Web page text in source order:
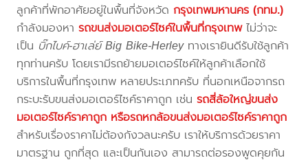
ลูกค้าที่พักอาศัยอยู่ในพื้นที่จังหวัด กรุงเทพมหานคร (กทม.)
กำลังมองหารถขนส่งมอเตอร์ไซค์ในพื้นที่กรุงเทพไม่ว่าจะ
เป็น บิ๊กไบค์-ฮาเล่ย์ Big Bike-Herleyทางเรายินดีรับใช้ลูกค้า
ทุกท่านครับ โดยเรามีรถย้ายมอเตอร์ไซค์ให้ลูกค้าเลือกใช้
บริการในพื้นที่กรุงเทพ หลายประเภทครับ ที่นอกเหนือจากรถ
กระบะรับขนส่งมอเตอร์ไซค์ราคาถูก เช่นรถสี่ล้อใหญ่ขนส่ง
มอเตอร์ไซค์ราคาถูก หรือรถหกล้อขนส่งมอเตอร์ไซค์ราคาถูก
สำหรับเรื่องราคาไม่ต้องกังวลนะครับ เราให้บริการด้วยราคา
มาตรฐาน ถูกที่สุด และเป็นกันเอง สามารถต่อรองพูดคุยกัน